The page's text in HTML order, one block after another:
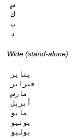
س
ك
ب
د
Wide (stand-alone)
يناير
فبراير
مارس
أبريل
مايو
يونيو
يوليو